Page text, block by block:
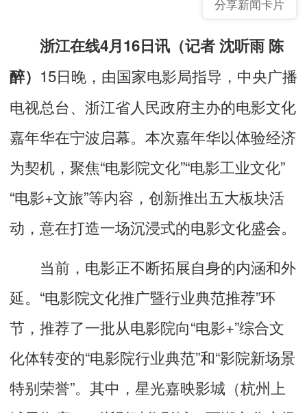
分享新闻卡片
浙江在线4月16日讯（记者 沈听雨 陈
醉） 15日晚，由国家电影局指导，中央广播
电视总台、浙江省人民政府主办的电影文化
嘉年华在宁波启幕。本次嘉年华以体验经济
为契机，聚焦“电影院文化”“电影工业文化”
“电影+文旅”等内容，创新推出五大板块活
动，意在打造一场沉浸式的电影文化盛会。
当前，电影正不断拓展自身的内涵和外
延。“电影院文化推广暨行业典范推荐”环
节，推荐了一批从电影院向“电影+”综合文
化体转变的“电影院行业典范”和“影院新场景
特别荣誉”。其中，星光嘉映影城（杭州上